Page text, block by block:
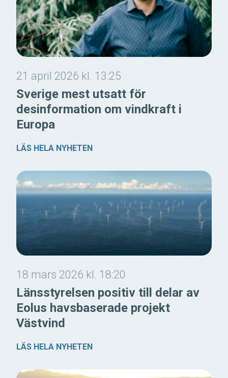
21 april 2026 kl. 13:25
Sverige mest utsatt för
desinformation om vindkraft i
Europa
LÄS HELA NYHETEN
18 mars 2026 kl. 18:20
Länsstyrelsen positiv till delar av
Eolus havsbaserade projekt
Västvind
LÄS HELA NYHETEN